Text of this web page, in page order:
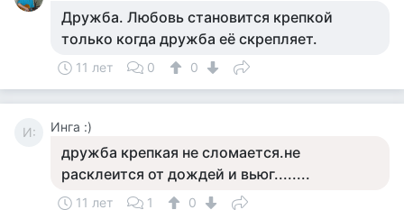
Дружба. Любовь становится крепкой
только когда дружба её скрепляет.
11 лет 0 0
И: Инга :)
дружба крепкая не сломается.не
расклеится от дождей и вьюг........
11 лет 1 0